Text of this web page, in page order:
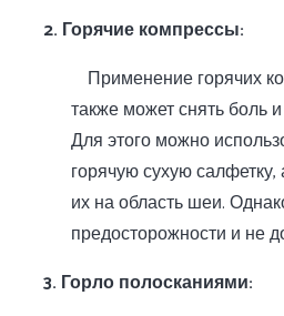
2. Горячие компрессы:
Применение горячих
также может снять боль
Для этого можно
горячую сухую
их на область шеи.
предосторожности и не
3. Горло полосканиями: